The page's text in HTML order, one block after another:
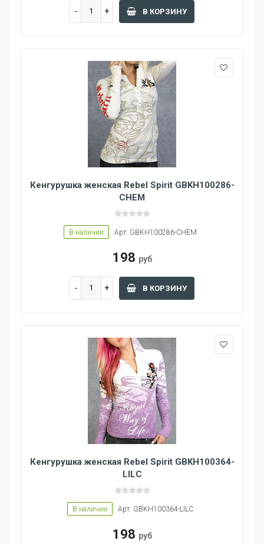
В КОРЗИНУ
Кенгурушка женская Rebel Spirit GBKH100286-
CHEM
В наличии Арт: GBKH100286-CHEM
198 руб
В КОРЗИНУ
Кенгурушка женская Rebel Spirit GBKH100364-
LILC
В наличии Арт: GBKH100364-LILC
198 руб